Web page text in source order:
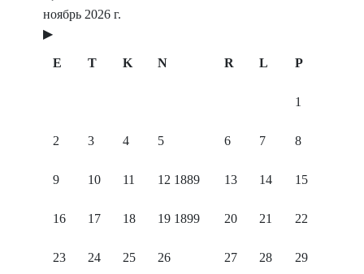
ноябрь 2026 г.
▶
E T K N R L P
1
2 3 4 5 6 7 8
9 10 11 12 1889 13 14 15
16 17 18 19 1899 20 21 22
23 24 25 26 27 28 29